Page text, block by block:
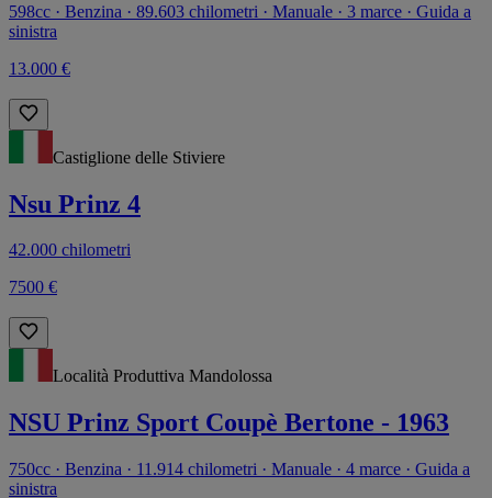
598cc · Benzina · 89.603 chilometri · Manuale · 3 marce · Guida a
sinistra
13.000 €
Castiglione delle Stiviere
Nsu Prinz 4
42.000 chilometri
7500 €
Località Produttiva Mandolossa
NSU Prinz Sport Coupè Bertone - 1963
750cc · Benzina · 11.914 chilometri · Manuale · 4 marce · Guida a
sinistra